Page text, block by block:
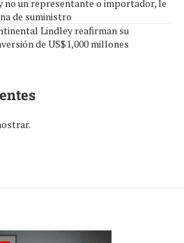
no un representante o importador, le
de suministro
Lindley reafirman su
de US$1,000 millones